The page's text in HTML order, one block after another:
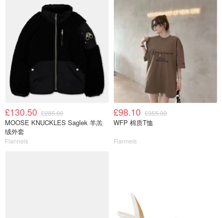
£130.50 £285.00
MOOSE KNUCKLES Saglek 羊羔
绒外套
Flannels
£98.10 £355.00
WFP 棉质T恤
Flannels